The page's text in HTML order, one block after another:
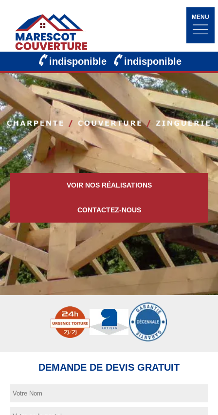
MENU
indisponible indisponible
VOIR NOS RÉALISATIONS
CONTACTEZ-NOUS
DEMANDE DE DEVIS GRATUIT